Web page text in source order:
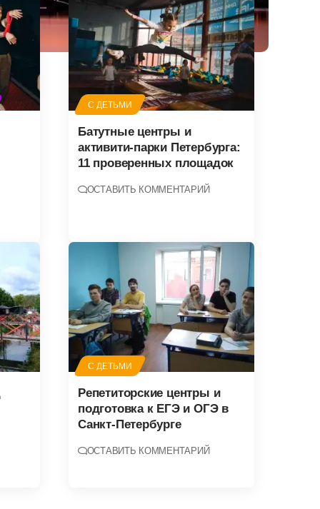
С ДЕТЬМИ
Батутные центры и
активити-парки Петербурга:
11 проверенных площадок
ОСТАВИТЬ КОММЕНТАРИЙ
С ДЕТЬМИ
Репетиторские центры и
подготовка к ЕГЭ и ОГЭ в
Санкт-Петербурге
ОСТАВИТЬ КОММЕНТАРИЙ